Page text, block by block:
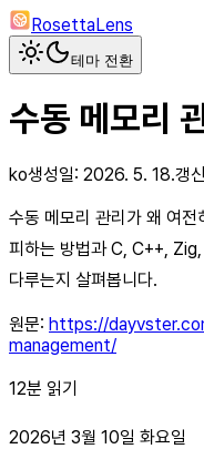
RosettaLens
테마 전환
수동 메모리
ko생성일: 2026. 5. 18.갱
수동 메모리 관리가 왜 여
피하는 방법과 C, C++,
다루는지 살펴봅니다.
원문: https://
management/
12분 읽기
2026년 3월 10일 화요일